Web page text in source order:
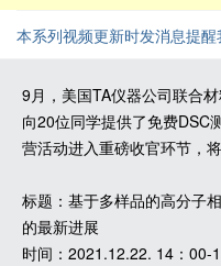
本系列视频更新时发消息提醒
9月，美国TA仪器公司联合
向20位同学提供了免费DSC
营活动进入重磅收官环节，
标题：基于多样品的高分子
的最新进展
时间：2021.12.22. 14：00-